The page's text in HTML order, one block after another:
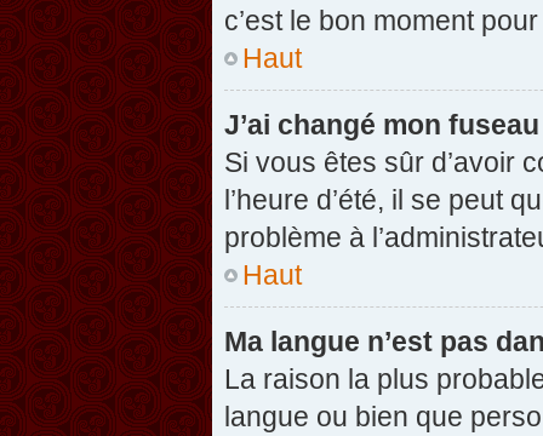
c’est le bon moment
Haut
J’ai changé mon
Si vous êtes sûr d’avoir
l’heure d’été, il se peut
problème à
Haut
Ma langue n’est pas
La raison la plus
langue ou bien que